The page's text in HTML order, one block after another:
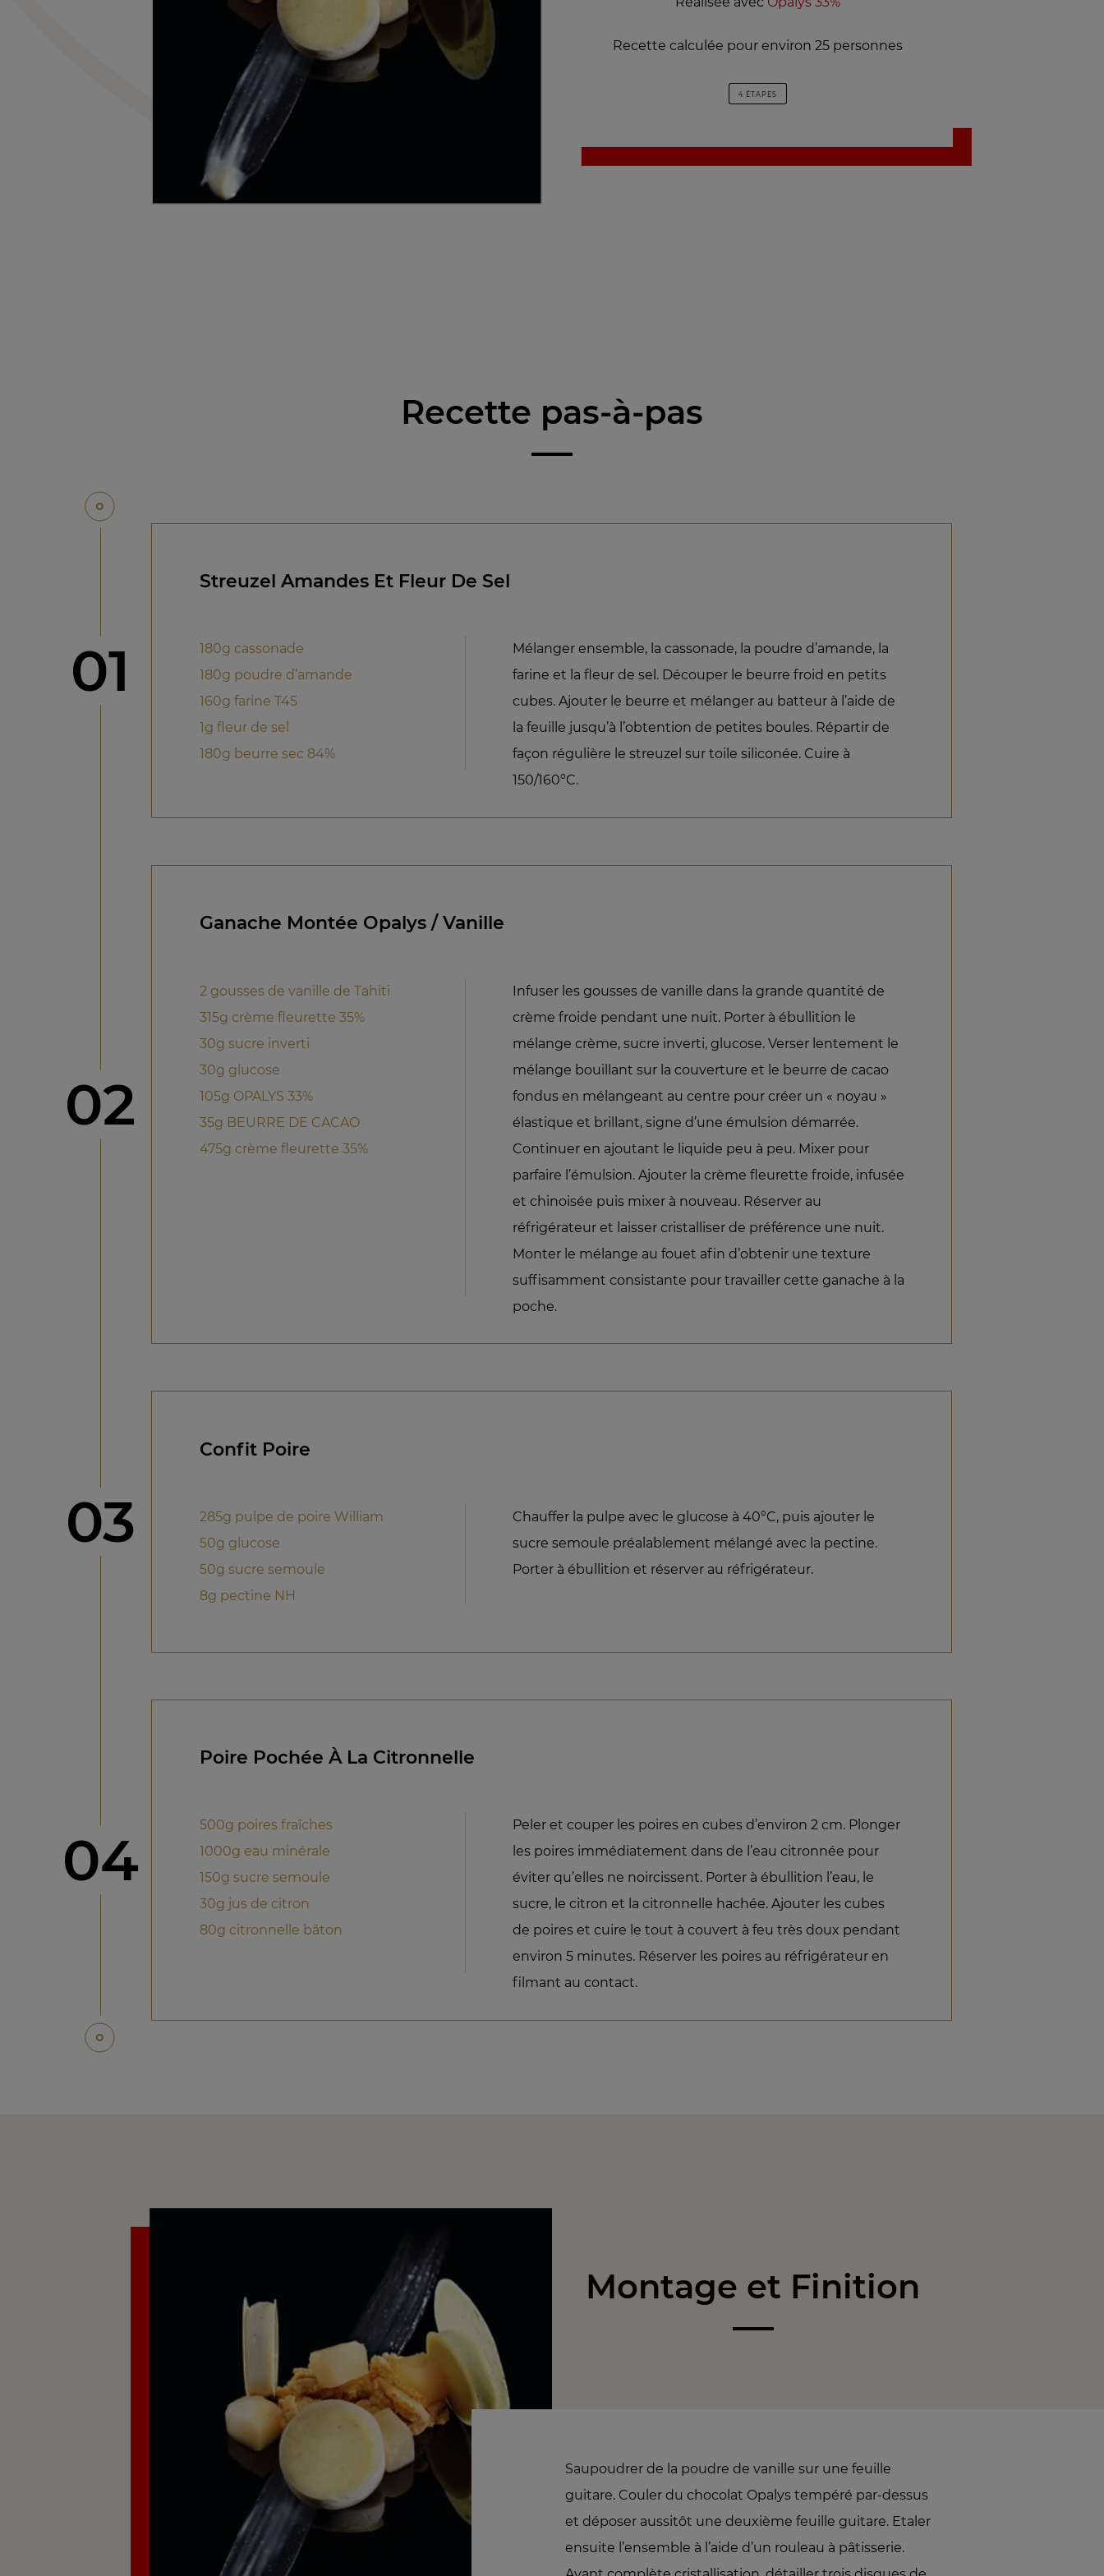
Recette calculée pour environ 25 personnes
4 ÉTAPES
Recette pas-à-pas
étape
01
Streuzel Amandes Et Fleur De Sel
180g cassonade
180g poudre d’amande
160g farine T45
1g fleur de sel
180g beurre sec 84%
Mélanger ensemble, la cassonade, la poudre d’amande, la
farine et la fleur de sel. Découper le beurre froid en petits
cubes. Ajouter le beurre et mélanger au batteur à l’aide de
la feuille jusqu’à l’obtention de petites boules. Répartir de
façon régulière le streuzel sur toile siliconée. Cuire à
150/160°C.
étape
02
Ganache Montée Opalys / Vanille
2 gousses de vanille de Tahiti
315g crème fleurette 35%
30g sucre inverti
30g glucose
105g OPALYS 33%
35g BEURRE DE CACAO
475g crème fleurette 35%
Infuser les gousses de vanille dans la grande quantité de
crème froide pendant une nuit. Porter à ébullition le
mélange crème, sucre inverti, glucose. Verser lentement le
mélange bouillant sur la couverture et le beurre de cacao
fondus en mélangeant au centre pour créer un « noyau »
élastique et brillant, signe d’une émulsion démarrée.
Continuer en ajoutant le liquide peu à peu. Mixer pour
parfaire l’émulsion. Ajouter la crème fleurette froide, infusée
et chinoisée puis mixer à nouveau. Réserver au
réfrigérateur et laisser cristalliser de préférence une nuit.
Monter le mélange au fouet afin d’obtenir une texture
suffisamment consistante pour travailler cette ganache à la
poche.
étape
03
Confit Poire
285g pulpe de poire William
50g glucose
50g sucre semoule
8g pectine NH
Chauffer la pulpe avec le glucose à 40°C, puis ajouter le
sucre semoule préalablement mélangé avec la pectine.
Porter à ébullition et réserver au réfrigérateur.
étape
04
Poire Pochée À La Citronnelle
500g poires fraîches
1000g eau minérale
150g sucre semoule
30g jus de citron
80g citronnelle bâton
Peler et couper les poires en cubes d’environ 2 cm. Plonger
les poires immédiatement dans de l’eau citronnée pour
éviter qu’elles ne noircissent. Porter à ébullition l’eau, le
sucre, le citron et la citronnelle hachée. Ajouter les cubes
de poires et cuire le tout à couvert à feu très doux pendant
environ 5 minutes. Réserver les poires au réfrigérateur en
filmant au contact.
Montage et Finition
Saupoudrer de la poudre de vanille sur une feuille
guitare. Couler du chocolat Opalys tempéré par-dessus
et déposer aussitôt une deuxième feuille guitare. Etaler
ensuite l’ensemble à l’aide d’un rouleau à pâtisserie.